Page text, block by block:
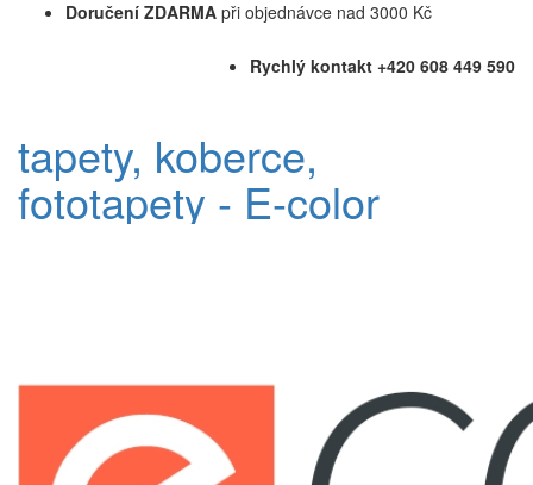
Doručení ZDARMA při objednávce nad 3000 Kč
Rychlý kontakt +420 608 449 590
tapety, koberce,
fototapety - E-color